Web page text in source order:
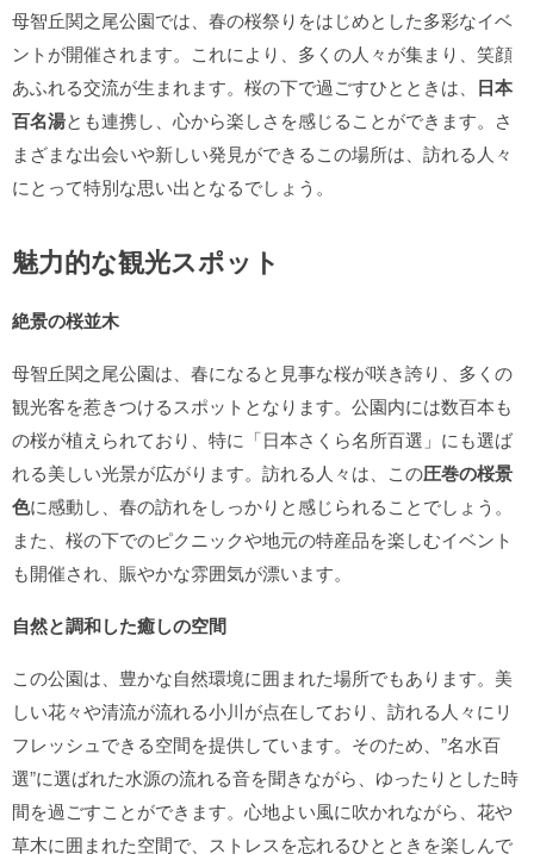
母智丘関之尾公園では、春の桜祭りをはじめとした多彩なイベ
ントが開催されます。これにより、多くの人々が集まり、笑顔
あふれる交流が生まれます。桜の下で過ごすひとときは、 日本
百名湯とも連携し、心から楽しさを感じることができます。さ
まざまな出会いや新しい発見ができるこの場所は、訪れる人々
にとって特別な思い出となるでしょう。
魅力的な観光スポット
絶景の桜並木
母智丘関之尾公園は、春になると見事な桜が咲き誇り、多くの
観光客を惹きつけるスポットとなります。公園内には数百本も
の桜が植えられており、特に「日本さくら名所百選」にも選ば
れる美しい光景が広がります。訪れる人々は、この圧巻の桜景
色に感動し、春の訪れをしっかりと感じられることでしょう。
また、桜の下でのピクニックや地元の特産品を楽しむイベント
も開催され、賑やかな雰囲気が漂います。
自然と調和した癒しの空間
この公園は、豊かな自然環境に囲まれた場所でもあります。美
しい花々や清流が流れる小川が点在しており、訪れる人々にリ
フレッシュできる空間を提供しています。そのため、”名水百
選”に選ばれた水源の流れる音を聞きながら、ゆったりとした時
間を過ごすことができます。心地よい風に吹かれながら、花や
草木に囲まれた空間で、ストレスを忘れるひとときを楽しんで